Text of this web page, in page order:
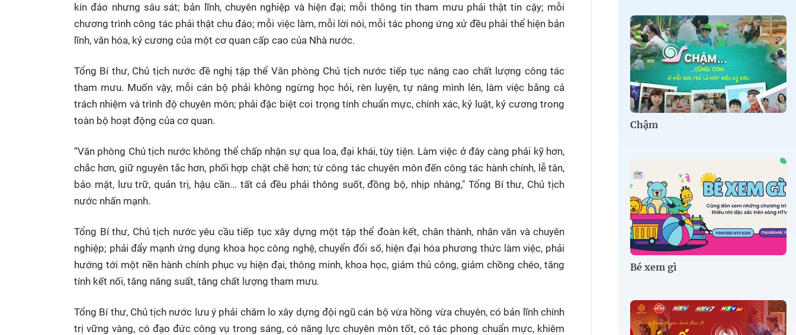
kín đáo nhưng sâu sát; bản lĩnh, chuyên nghiệp và hiện đại; mỗi thông tin tham mưu phải thật tin cậy; mỗi
chương trình công tác phải thật chu đáo; mỗi việc làm, mỗi lời nói, mỗi tác phong ứng xử đều phải thể hiện bản
lĩnh, văn hóa, kỷ cương của một cơ quan cấp cao của Nhà nước.
Tổng Bí thư, Chủ tịch nước đề nghị tập thể Văn phòng Chủ tịch nước tiếp tục nâng cao chất lượng công tác
tham mưu. Muốn vậy, mỗi cán bộ phải không ngừng học hỏi, rèn luyện, tự nâng mình lên, làm việc bằng cả
trách nhiệm và trình độ chuyên môn; phải đặc biệt coi trọng tính chuẩn mực, chính xác, kỷ luật, kỷ cương trong
toàn bộ hoạt động của cơ quan.
“Văn phòng Chủ tịch nước không thể chấp nhận sự qua loa, đại khái, tùy tiện. Làm việc ở đây càng phải kỹ hơn,
chắc hơn, giữ nguyên tắc hơn, phối hợp chặt chẽ hơn; từ công tác chuyên môn đến công tác hành chính, lễ tân,
bảo mật, lưu trữ, quản trị, hậu cần... tất cả đều phải thông suốt, đồng bộ, nhịp nhàng," Tổng Bí thư, Chủ tịch
nước nhấn mạnh.
Tổng Bí thư, Chủ tịch nước yêu cầu tiếp tục xây dựng một tập thể đoàn kết, chân thành, nhân văn và chuyên
nghiệp; phải đẩy mạnh ứng dụng khoa học công nghệ, chuyển đổi số, hiện đại hóa phương thức làm việc, phải
hướng tới một nền hành chính phục vụ hiện đại, thông minh, khoa học, giảm thủ công, giảm chồng chéo, tăng
tính kết nối, tăng năng suất, tăng chất lượng tham mưu.
Tổng Bí thư, Chủ tịch nước lưu ý phải chăm lo xây dựng đội ngũ cán bộ vừa hồng vừa chuyên, có bản lĩnh chính
trị vững vàng, có đạo đức công vụ trong sáng, có năng lực chuyên môn tốt, có tác phong chuẩn mực, khiêm
Chậm
Bé xem gì